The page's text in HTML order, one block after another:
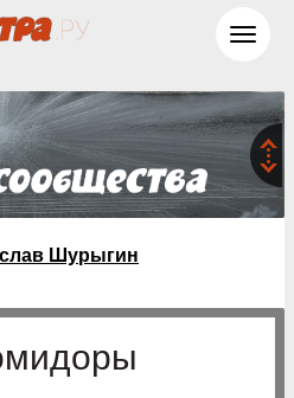
Шурыгин